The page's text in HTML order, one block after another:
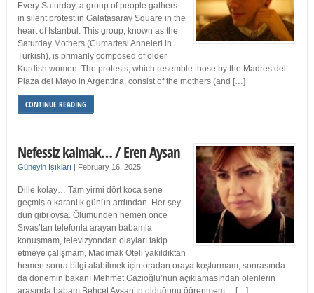
Every Saturday, a group of people gathers
in silent protest in Galatasaray Square in the
heart of Istanbul. This group, known as the
Saturday Mothers (Cumartesi Anneleri in
Turkish), is primarily composed of older
Kurdish women. The protests, which resemble those by the Madres del
Plaza del Mayo in Argentina, consist of the mothers (and […]
CONTINUE READING
Nefessiz kalmak… / Eren Aysan
Güneyin Işıkları | February 16, 2025
Dille kolay… Tam yirmi dört koca sene
geçmiş o karanlık günün ardından. Her şey
dün gibi oysa. Ölümünden hemen önce
Sıvas’tan telefonla arayan babamla
konuşmam, televizyondan olayları takip
etmeye çalışmam, Madımak Oteli yakıldıktan
hemen sonra bilgi alabilmek için oradan oraya koşturmam; sonrasında
da dönemin bakanı Mehmet Gazioğlu’nun açıklamasından ölenlerin
arasında babam Behçet Aysan’ın olduğunu öğrenmem… […]